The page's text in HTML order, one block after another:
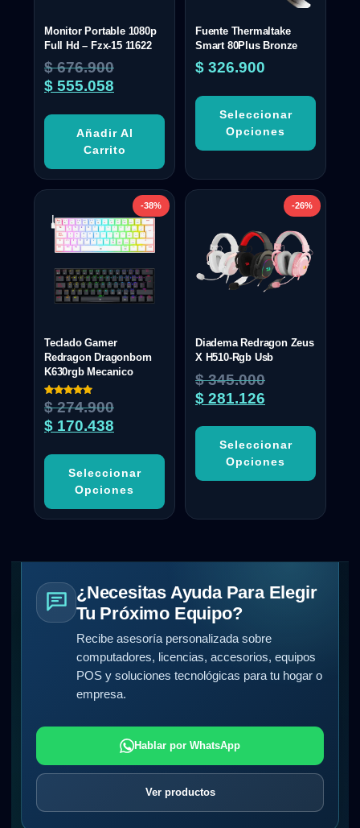
Monitor Portable 1080p
Full Hd – Fzx-15 11622
$676.900
$ 555.058
Añadir Al
Carrito
Fuente Thermaltake
Smart 80Plus Bronze
$ 326.900
Seleccionar
Opciones
-38%
Teclado Gamer
Redragon Dragonborn
K630rgb Mecanico
Valorado
con
5.00
de 5
$274.900
$ 170.438
Seleccionar
Opciones
-26%
Diadema Redragon Zeus
X H510-Rgb Usb
$345.000
$ 281.126
Seleccionar
Opciones
¿Necesitas Ayuda Para Elegir
Tu Próximo Equipo?
Recibe asesoría personalizada sobre
computadores, licencias, accesorios, equipos
POS y soluciones tecnológicas para tu hogar o
empresa.
Hablar por WhatsApp
Ver productos